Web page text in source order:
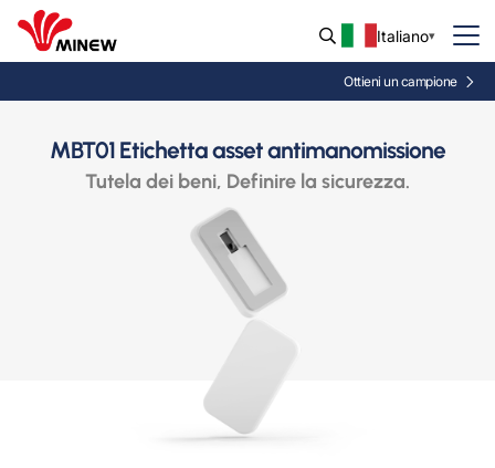
Italiano
Ottieni un campione
MBT01 Etichetta asset antimanomissione
Tutela dei beni, Definire la sicurezza.